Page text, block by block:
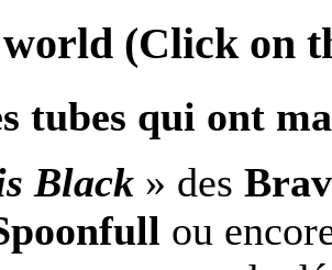
(Click on
tubes qui ont
Black » des
ou